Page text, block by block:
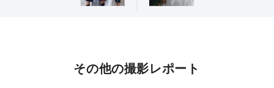
その他の撮影レポート